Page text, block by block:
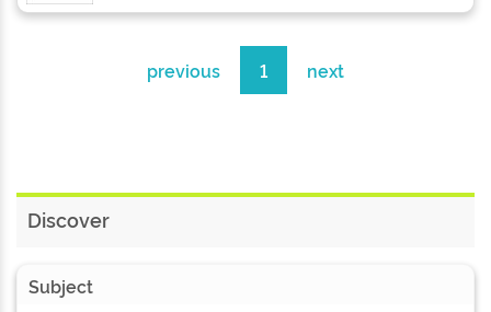
previous 1 next
Discover
Subject